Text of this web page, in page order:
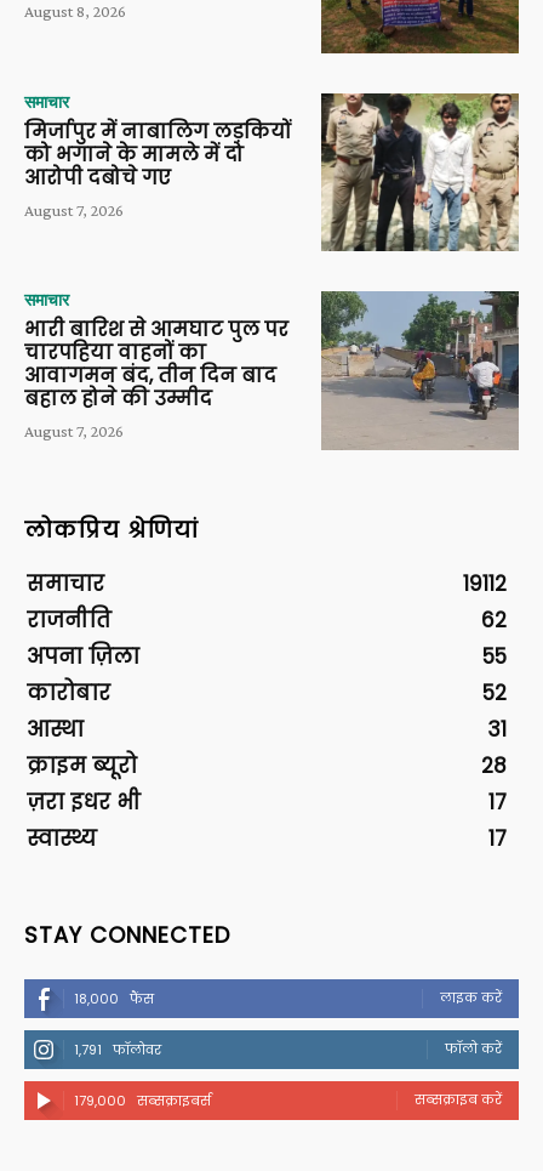
August 8, 2026
समाचार
मिर्जापुर में नाबालिग लड़कियों
को भगाने के मामले में दो
आरोपी दबोचे गए
August 7, 2026
समाचार
भारी बारिश से आमघाट पुल पर
चारपहिया वाहनों का
आवागमन बंद, तीन दिन बाद
बहाल होने की उम्मीद
August 7, 2026
लोकप्रिय श्रेणियां
समाचार
19112
राजनीति
62
अपना ज़िला
55
कारोबार
52
आस्था
31
क्राइम ब्यूरो
28
ज़रा इधर भी
17
स्वास्थ्य
17
STAY CONNECTED
18,000 फैंस लाइक करें
1,791 फॉलोवर फॉलो करें
179,000 सब्सक्राइबर्स सब्सक्राइब करें